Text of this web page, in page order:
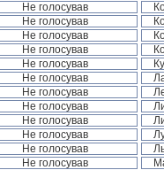
Не голосував
Не голосував
Не голосував
Не голосував
Не голосував
Не голосував
Не голосував
Не голосував
Не голосував
Не голосував
Не голосував
Не голосував